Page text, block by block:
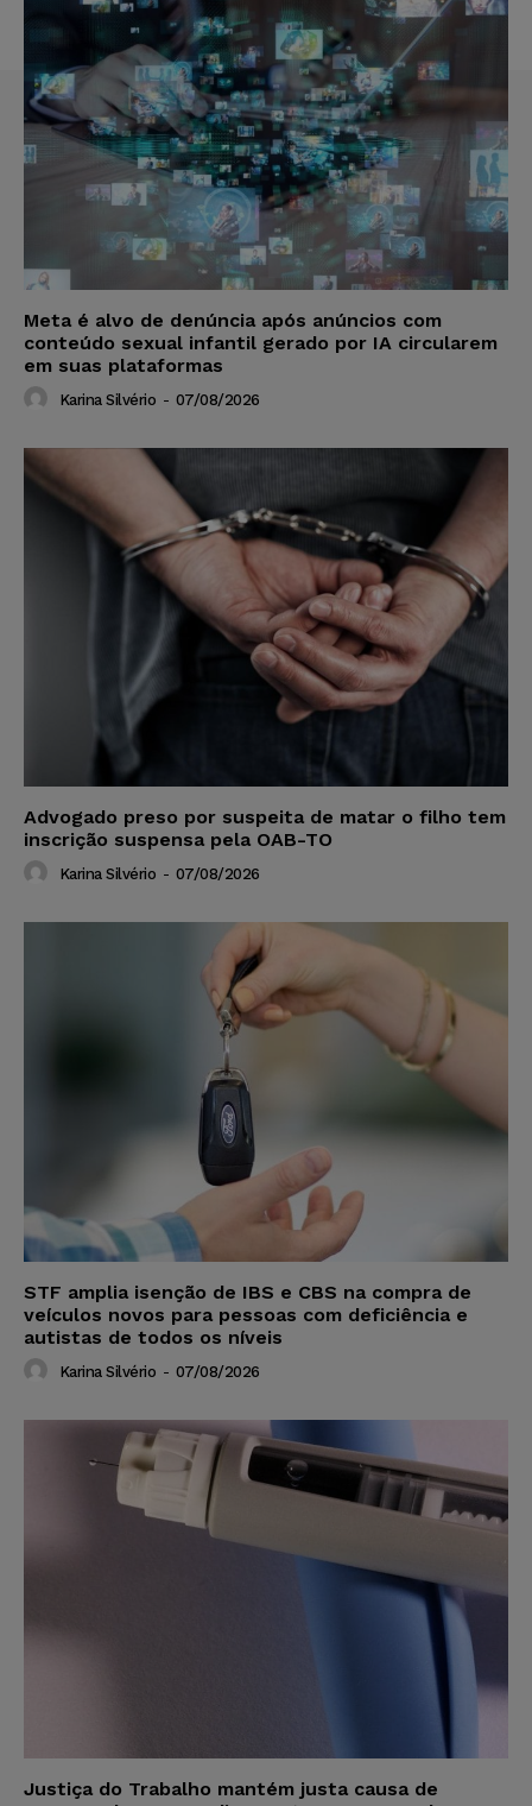
Meta é alvo de denúncia após anúncios com
conteúdo sexual infantil gerado por IA circularem
em suas plataformas
Karina Silvério - 07/08/2026
Advogado preso por suspeita de matar o filho tem
inscrição suspensa pela OAB-TO
Karina Silvério - 07/08/2026
STF amplia isenção de IBS e CBS na compra de
veículos novos para pessoas com deficiência e
autistas de todos os níveis
Karina Silvério - 07/08/2026
Justiça do Trabalho mantém justa causa de